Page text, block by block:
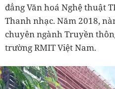
đẳng Văn hoá Nghệ thuật
Thanh nhạc. Năm 2018,
chuyên ngành Truyền
trường RMIT Việt Nam.